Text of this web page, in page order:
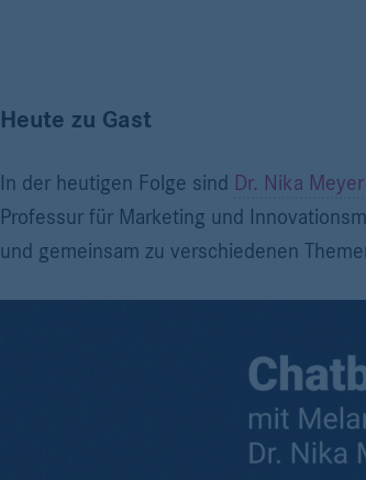
Heute zu Gast
In der heutigen Folge sind Dr. Nika
Professur für Marketing und
und gemeinsam zu verschiedenen